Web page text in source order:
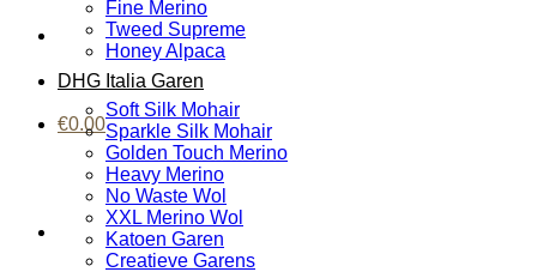
€0.00
Fine Merino
Tweed Supreme
Honey Alpaca
DHG Italia Garen
Soft Silk Mohair
Sparkle Silk Mohair
Golden Touch Merino
Heavy Merino
No Waste Wol
XXL Merino Wol
Katoen Garen
Creatieve Garens